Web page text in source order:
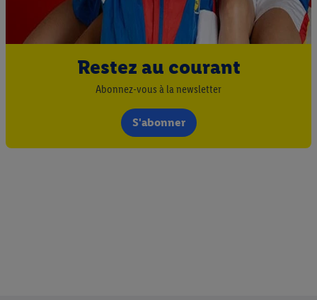
Restez au courant
Abonnez-vous à la newsletter
S'abonner
Sous réserve de votre accord, les publicités liées au reciblage,
c’est-à-dire des publicités pour des produits pour lesquels vous
avez montré de l’intérêt (par exemple en plaçant le produit dans
également être affichées sur plusieurs apppareils et plusieurs
services de Lidl si plusieurs terminaux ou plusieurs services de
Lidl peuvent vous être attribués en utilisant votre adresse e-
mail hachée et, le cas échéant, d’autres identifiants/identifiants